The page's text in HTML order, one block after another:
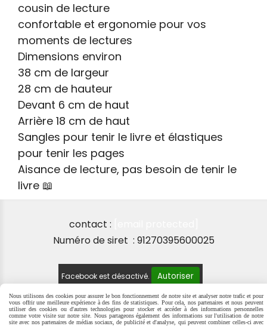
cousin de lecture
confortable et ergonomie pour vos
moments de lectures
Dimensions environ
38 cm de largeur
28 cm de hauteur
Devant 6 cm de haut
Arrière 18 cm de haut
Sangles pour tenir le livre et élastiques
pour tenir les pages
Aisance de lecture, pas besoin de tenir le
livre 📖
contact :
Numéro de siret : 91270395600025
Facebook est désactivé. Autoriser
MENTIONS LÉGALES SE RÉTRACTER POLITIQUE DE
Nous utilisons des cookies pour assurer le bon fonctionnement de notre site et analyser notre trafic et pour
vous offrir une meilleure expérience à des fins de statistiques. Pour cela, nos partenaires et nous peuvent
utiliser des cookies ou d'autres technologies pour stocker et accéder à des informations personnelles
comme votre visite sur notre site. Nous partageons également des informations sur l'utilisation de notre
site avec nos partenaires de médias sociaux, de publicité et d'analyse, qui peuvent combiner celles-ci avec